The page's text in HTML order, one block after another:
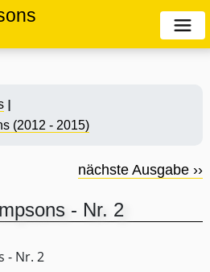
(2012 - 2015)
nächste Ausgabe ››
- Nr. 2